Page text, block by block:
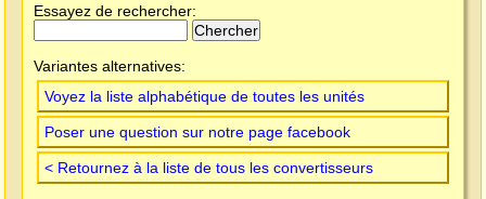
Essayez de rechercher:
Variantes alternatives:
Voyez la liste alphabétique de toutes les unités
Poser une question sur notre page facebook
< Retournez à la liste de tous les convertisseurs